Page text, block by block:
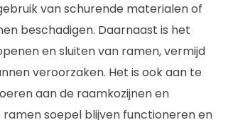
van schurende materialen of
beschadigen. Daarnaast is het
en sluiten van ramen, vermijd
veroorzaken. Het is ook aan te
aan de raamkozijnen en
soepel blijven functioneren en